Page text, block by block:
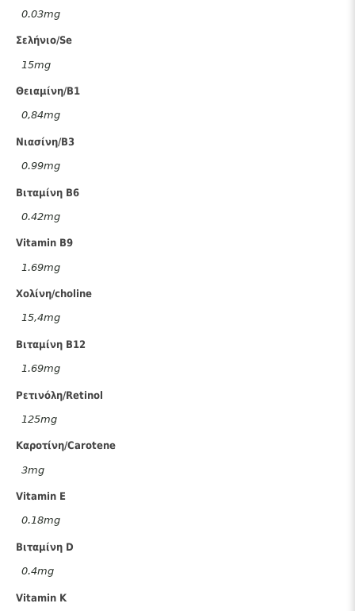
0.03mg
Σελήνιο/Se
15mg
Θειαμίνη/Β1
0,84mg
Νιασίνη/B3
0.99mg
Βιταμίνη B6
0.42mg
Vitamin B9
1.69mg
Χολίνη/choline
15,4mg
Βιταμίνη B12
1.69mg
Ρετινόλη/Retinol
125mg
Καροτίνη/Carotene
3mg
Vitamin E
0.18mg
Βιταμίνη D
0.4mg
Vitamin K